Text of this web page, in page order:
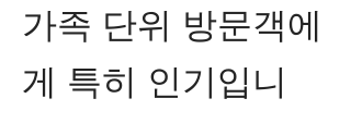
가족 단위 방문객에
게 특히 인기입니